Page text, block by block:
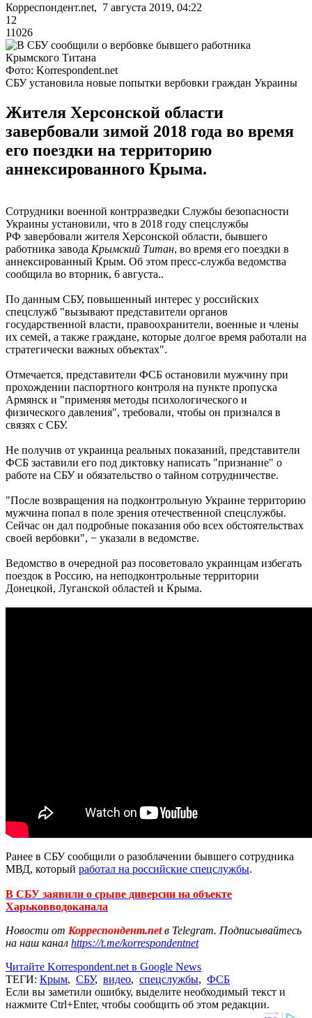
Корреспондент.net, 7 августа 2019, 04:22
12
11026
Фото: Korrespondent.net
СБУ установила новые попытки вербовки граждан Украины
Жителя Херсонской области
завербовали зимой 2018 года во время
его поездки на территорию
аннексированного Крыма.
Сотрудники военной контрразведки Службы безопасности
Украины установили, что в 2018 году спецслужбы
РФ завербовали жителя Херсонской области, бывшего
работника завода Крымский Титан, во время его поездки в
аннексированный Крым. Об этом пресс-служба ведомства
сообщила во вторник, 6 августа..
По данным СБУ, повышенный интерес у российских
спецслужб "вызывают представители органов
государственной власти, правоохранители, военные и члены
их семей, а также граждане, которые долгое время работали на
стратегически важных объектах".
Отмечается, представители ФСБ остановили мужчину при
прохождении паспортного контроля на пункте пропуска
Армянск и "применяя методы психологического и
физического давления", требовали, чтобы он признался в
связях с СБУ.
Не получив от украинца реальных показаний, представители
ФСБ заставили его под диктовку написать "признание" о
работе на СБУ и обязательство о тайном сотрудничестве.
"После возвращения на подконтрольную Украине территорию
мужчина попал в поле зрения отечественной спецслужбы.
Сейчас он дал подробные показания обо всех обстоятельствах
своей вербовки", − указали в ведомстве.
Ведомство в очередной раз посоветовало украинцам избегать
поездок в Россию, на неподконтрольные территории
Донецкой, Луганской областей и Крыма.
Ранее в СБУ сообщили о разоблачении бывшего сотрудника
МВД, который работал на российские спецслужбы.
В СБУ заявили о срыве диверсии на объекте
Харьковводоканала
Новости от Корреспондент.netв Telegram. Подписывайтесь
на наш канал https://t.me/korrespondentnet
Читайте Korrespondent.net в Google News
ТЕГИ: Крым, СБУ, видео, спецслужбы, ФСБ
Если вы заметили ошибку, выделите необходимый текст и
нажмите Ctrl+Enter, чтобы сообщить об этом редакции.